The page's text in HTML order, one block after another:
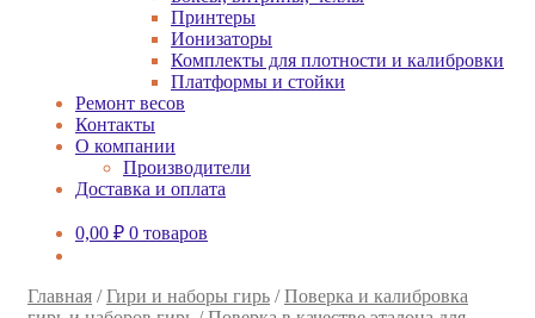
Принтеры
Ионизаторы
Комплекты для плотности и калибровки
Платформы и стойки
Ремонт весов
Контакты
О компании
Производители
Доставка и оплата
0,00 ₽ 0 товаров
Главная /Гири и наборы гирь /Поверка и калибровка